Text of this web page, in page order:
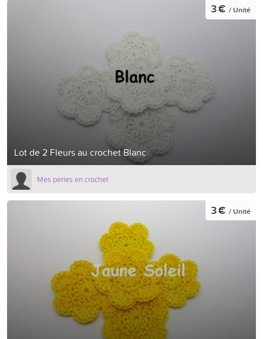
Lot de 2 Fleurs au crochet Blanc
3 € / Unité
Mes perles en crochet
3 € / Unité